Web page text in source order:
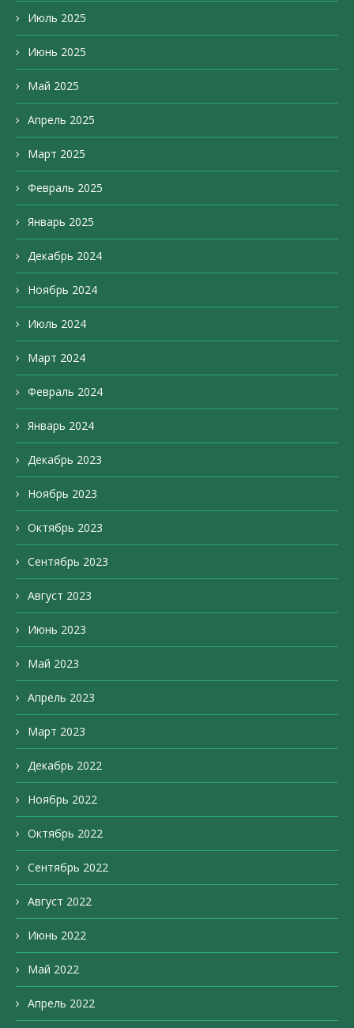
Июль 2025
Июнь 2025
Май 2025
Апрель 2025
Март 2025
Февраль 2025
Январь 2025
Декабрь 2024
Ноябрь 2024
Июль 2024
Март 2024
Февраль 2024
Январь 2024
Декабрь 2023
Ноябрь 2023
Октябрь 2023
Сентябрь 2023
Август 2023
Июнь 2023
Май 2023
Апрель 2023
Март 2023
Декабрь 2022
Ноябрь 2022
Октябрь 2022
Сентябрь 2022
Август 2022
Июнь 2022
Май 2022
Апрель 2022